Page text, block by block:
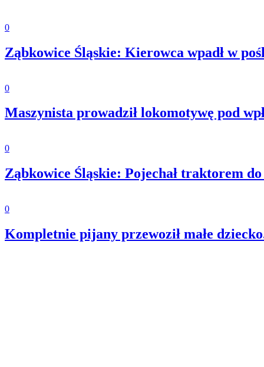
0
Ząbkowice Śląskie: Kierowca wpadł w
0
Maszynista prowadził lokomotywę pod
0
Ząbkowice Śląskie: Pojechał traktorem
0
Kompletnie pijany przewoził małe